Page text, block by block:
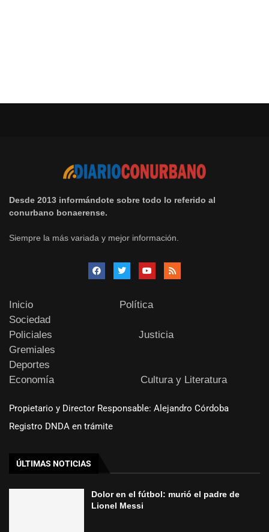
Desde 2013 informándote sobre todo lo referido al
conurbano bonaerense.
Siempre la más variada y mejor información.
Inicio
Política
Sociedad
Policiales
Justicia
Gremiales
Deportes
Economía
Cultura y Literatura
Propietario y Director Responsable: Alejandro Córdoba
Registro DNDA en trámite
ÚLTIMAS NOTICIAS
Dolor en el fútbol: murió el padre de
Lionel Messi